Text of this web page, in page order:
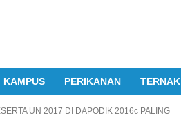
KAMPUS PERIKANAN TERNAK
UN 2017 DI DAPODIK 2016c PALING